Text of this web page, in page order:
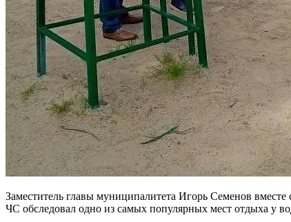
Заместитель главы муниципалитета Игорь Семенов
ЧС обследовал одно из самых популярных мест отдыха